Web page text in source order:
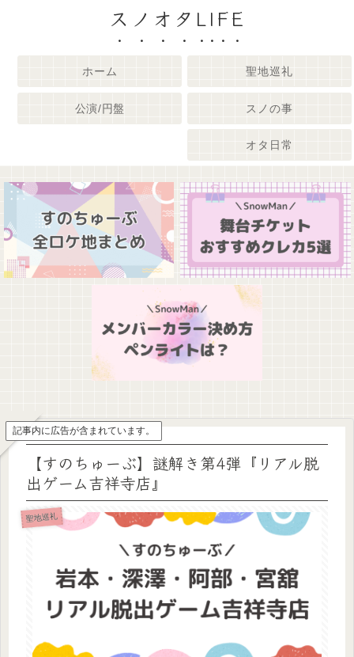
スノオタLIFE
ホーム 聖地巡礼
公演/円盤 スノの事
オタ日常
記事内に広告が含まれています。
【すのちゅーぶ】謎解き第4弾『リアル脱
出ゲーム吉祥寺店』
聖地巡礼